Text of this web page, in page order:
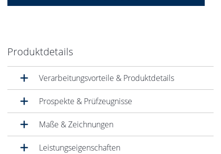
Produktdetails
Verarbeitungsvorteile & Produktdetails
Prospekte & Prüfzeugnisse
Maße & Zeichnungen
Leistungseigenschaften